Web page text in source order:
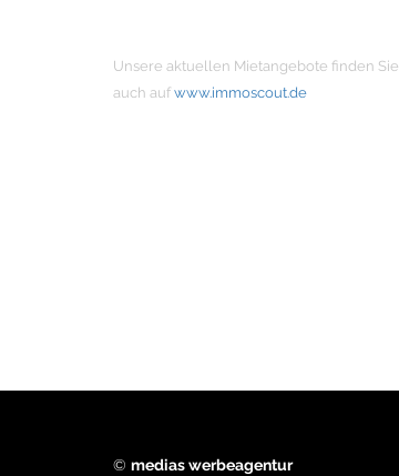
Unsere aktuellen Mietangebote finden Sie
auch auf www.immoscout.de
© medias werbeagentur